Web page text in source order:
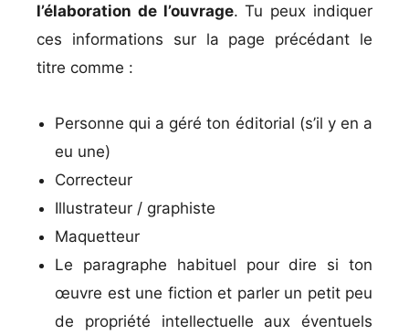
l’élaboration de l’ouvrage. Tu peux indiquer
ces informations sur la page précédant le
titre comme :
Personne qui a géré ton éditorial (s’il y en a
eu une)
Correcteur
Illustrateur / graphiste
Maquetteur
Le paragraphe habituel pour dire si ton
œuvre est une fiction et parler un petit peu
de propriété intellectuelle aux éventuels